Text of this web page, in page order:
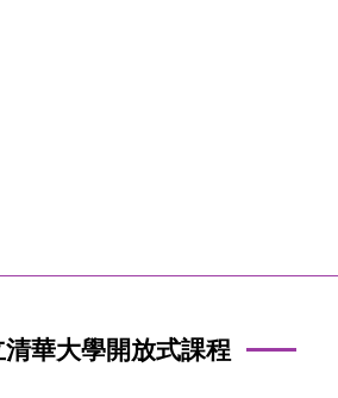
華大學開放式課程